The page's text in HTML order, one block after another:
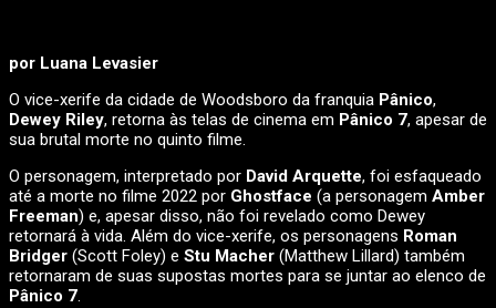
por Luana Levasier
O vice-xerife da cidade de Woodsboro da franquia Pânico,
Dewey Riley, retorna às telas de cinema em Pânico 7, apesar de
sua brutal morte no quinto filme.
O personagem, interpretado por David Arquette, foi esfaqueado
até a morte no filme 2022 por Ghostface (a personagem Amber
Freeman) e, apesar disso, não foi revelado como Dewey
retornará à vida. Além do vice-xerife, os personagens Roman
Bridger (Scott Foley) e Stu Macher (Matthew Lillard) também
retornaram de suas supostas mortes para se juntar ao elenco de
Pânico 7.